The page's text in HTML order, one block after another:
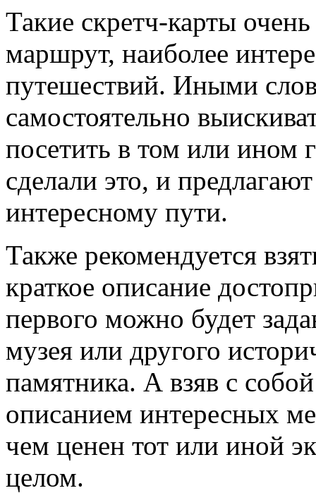
Такие скретч-карты
маршрут, наиболее
путешествий. Иными
самостоятельно
посетить в том или ином
сделали это, и
интересному пути.
Также рекомендуется
краткое описание
первого можно будет
музея или другого
памятника. А взяв с
описанием интересных
чем ценен тот или иной
целом.